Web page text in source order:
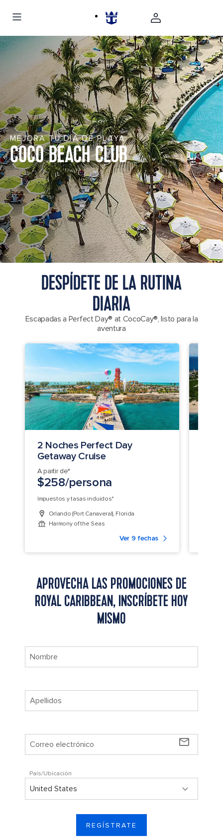
MEJORA TU DÍA DE PLAYA
COCO BEACH CLUB
DESPÍDETE DE LA RUTINA
DIARIA
Escapadas a Perfect Day® at CocoCay®, listo para la
aventura
2 Noches Perfect Day
Getaway Cruise
A partir de*
$258/persona
Impuestos y tasas incluidos*
Orlando (Port Canaveral), Florida
Harmony of the Seas
Ver 9 fechas
APROVECHA LAS PROMOCIONES DE
ROYAL CARIBBEAN, INSCRÍBETE HOY
MISMO
mail_outline
País/Ubicación
REGÍSTRATE